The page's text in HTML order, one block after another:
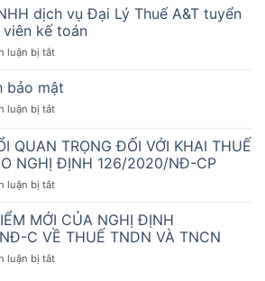
10
năm
2020
Chính
phủ
quy
về
hóa
đơn,
chứng
Nghị
định
70/2025/NĐ-
nhất
sẵn
đồng
cùng
doanh
kinh
doanh
chuyển
số
Dịch
vụ
thứ
1000
ty
TNHH
dịch
vụ
Lý
Thuế
A&T
dụng
nhân
kế
dịch vụ Đại Lý Thuế A&T tuyển
viên kế toán
luận bị tắtở
ty
TNHH
dịch
Đại
Lý
Thuế
A&T
dụng
nhân
kế
bảo mật
luận bị tắtở
sách
bảo
mật
QUAN TRỌNG ĐỐI VỚI KHAI THUẾ
NGHỊ ĐỊNH 126/2020/NĐ-CP
luận bị tắtở
THAY
ĐỔI
QUAN
TRỌNG
MỚI CỦA NGHỊ ĐỊNH
C VỀ THUẾ TNDN VÀ TNCN
luận bị tắtở